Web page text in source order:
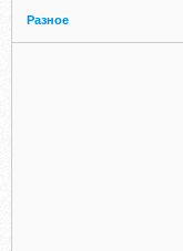
Разное